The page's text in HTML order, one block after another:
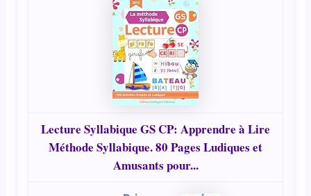
Lecture Syllabique GS CP: Apprendre à Lire
Méthode Syllabique. 80 Pages Ludiques et
Amusants pour...